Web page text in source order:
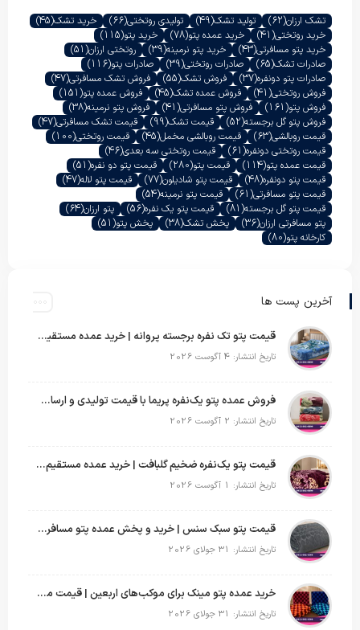
تشک ارزان(62) تولید تشک(49) تولیدی روتختی(66) خرید تشک(45)
خرید روتختی(41) خرید عمده پتو(78) خرید پتو(115)
خرید پتو مسافرتی(43) خرید پتو نرمینه(39) روتختی ارزان(51)
صادرات تشک(65) صادرات روتختی(39) صادرات پتو(116)
صادرات پتو دونفره(37) فروش تشک(55) فروش تشک مسافرتی(47)
فروش روتختی(41) فروش عمده تشک(45) فروش عمده پتو(151)
فروش پتو(161) فروش پتو مسافرتی(41) فروش پتو نرمینه(38)
فروش پتو گل برجسته(52) قیمت تشک(99) قیمت تشک مسافرتی(47)
قیمت روبالشی(63) قیمت روبالشی مخمل(45) قیمت روتختی(100)
قیمت روتختی دونفره(61) قیمت روتختی سه بعدی(46)
قیمت عمده پتو(114) قیمت پتو(280) قیمت پتو دو نفره(51)
قیمت پتو دونفره(48) قیمت پتو شادیلون(77) قیمت پتو لاله(47)
قیمت پتو مسافرتی(61) قیمت پتو نرمینه(54)
قیمت پتو گل برجسته(81) قیمت پتو یک نفره(56) پتو ارزان(64)
پتو مسافرتی ارزان(36) پخش تشک(38) پخش پتو(51)
کارخانه پتو(80)
آخرین پست ها
قیمت پتو تک نفره برجسته پروانه | خرید عمده مستقیم با بهترین قیمت بازار
تاریخ انتشار: 4 آگوست 2026
فروش عمده پتو یک‌نفره پریما با قیمت تولیدی و ارسال به سراسر کشور
تاریخ انتشار: 2 آگوست 2026
قیمت پتو یک‌نفره ضخیم گلبافت | خرید عمده مستقیم با بهترین قیمت
تاریخ انتشار: 1 آگوست 2026
قیمت پتو سبک سنس | خرید و پخش عمده پتو مسافرتی Sense
تاریخ انتشار: 31 جولای 2026
خرید عمده پتو مینک برای موکب‌های اربعین | قیمت مناسب و ارسال سریع
تاریخ انتشار: 31 جولای 2026